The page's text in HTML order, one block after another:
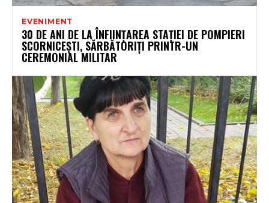
EVENIMENT
30 DE ANI DE LA ÎNFIINȚAREA STAȚIEI DE POMPIERI
SCORNICEȘTI, SĂRBĂTORIȚI PRINTR-UN
CEREMONIAL MILITAR